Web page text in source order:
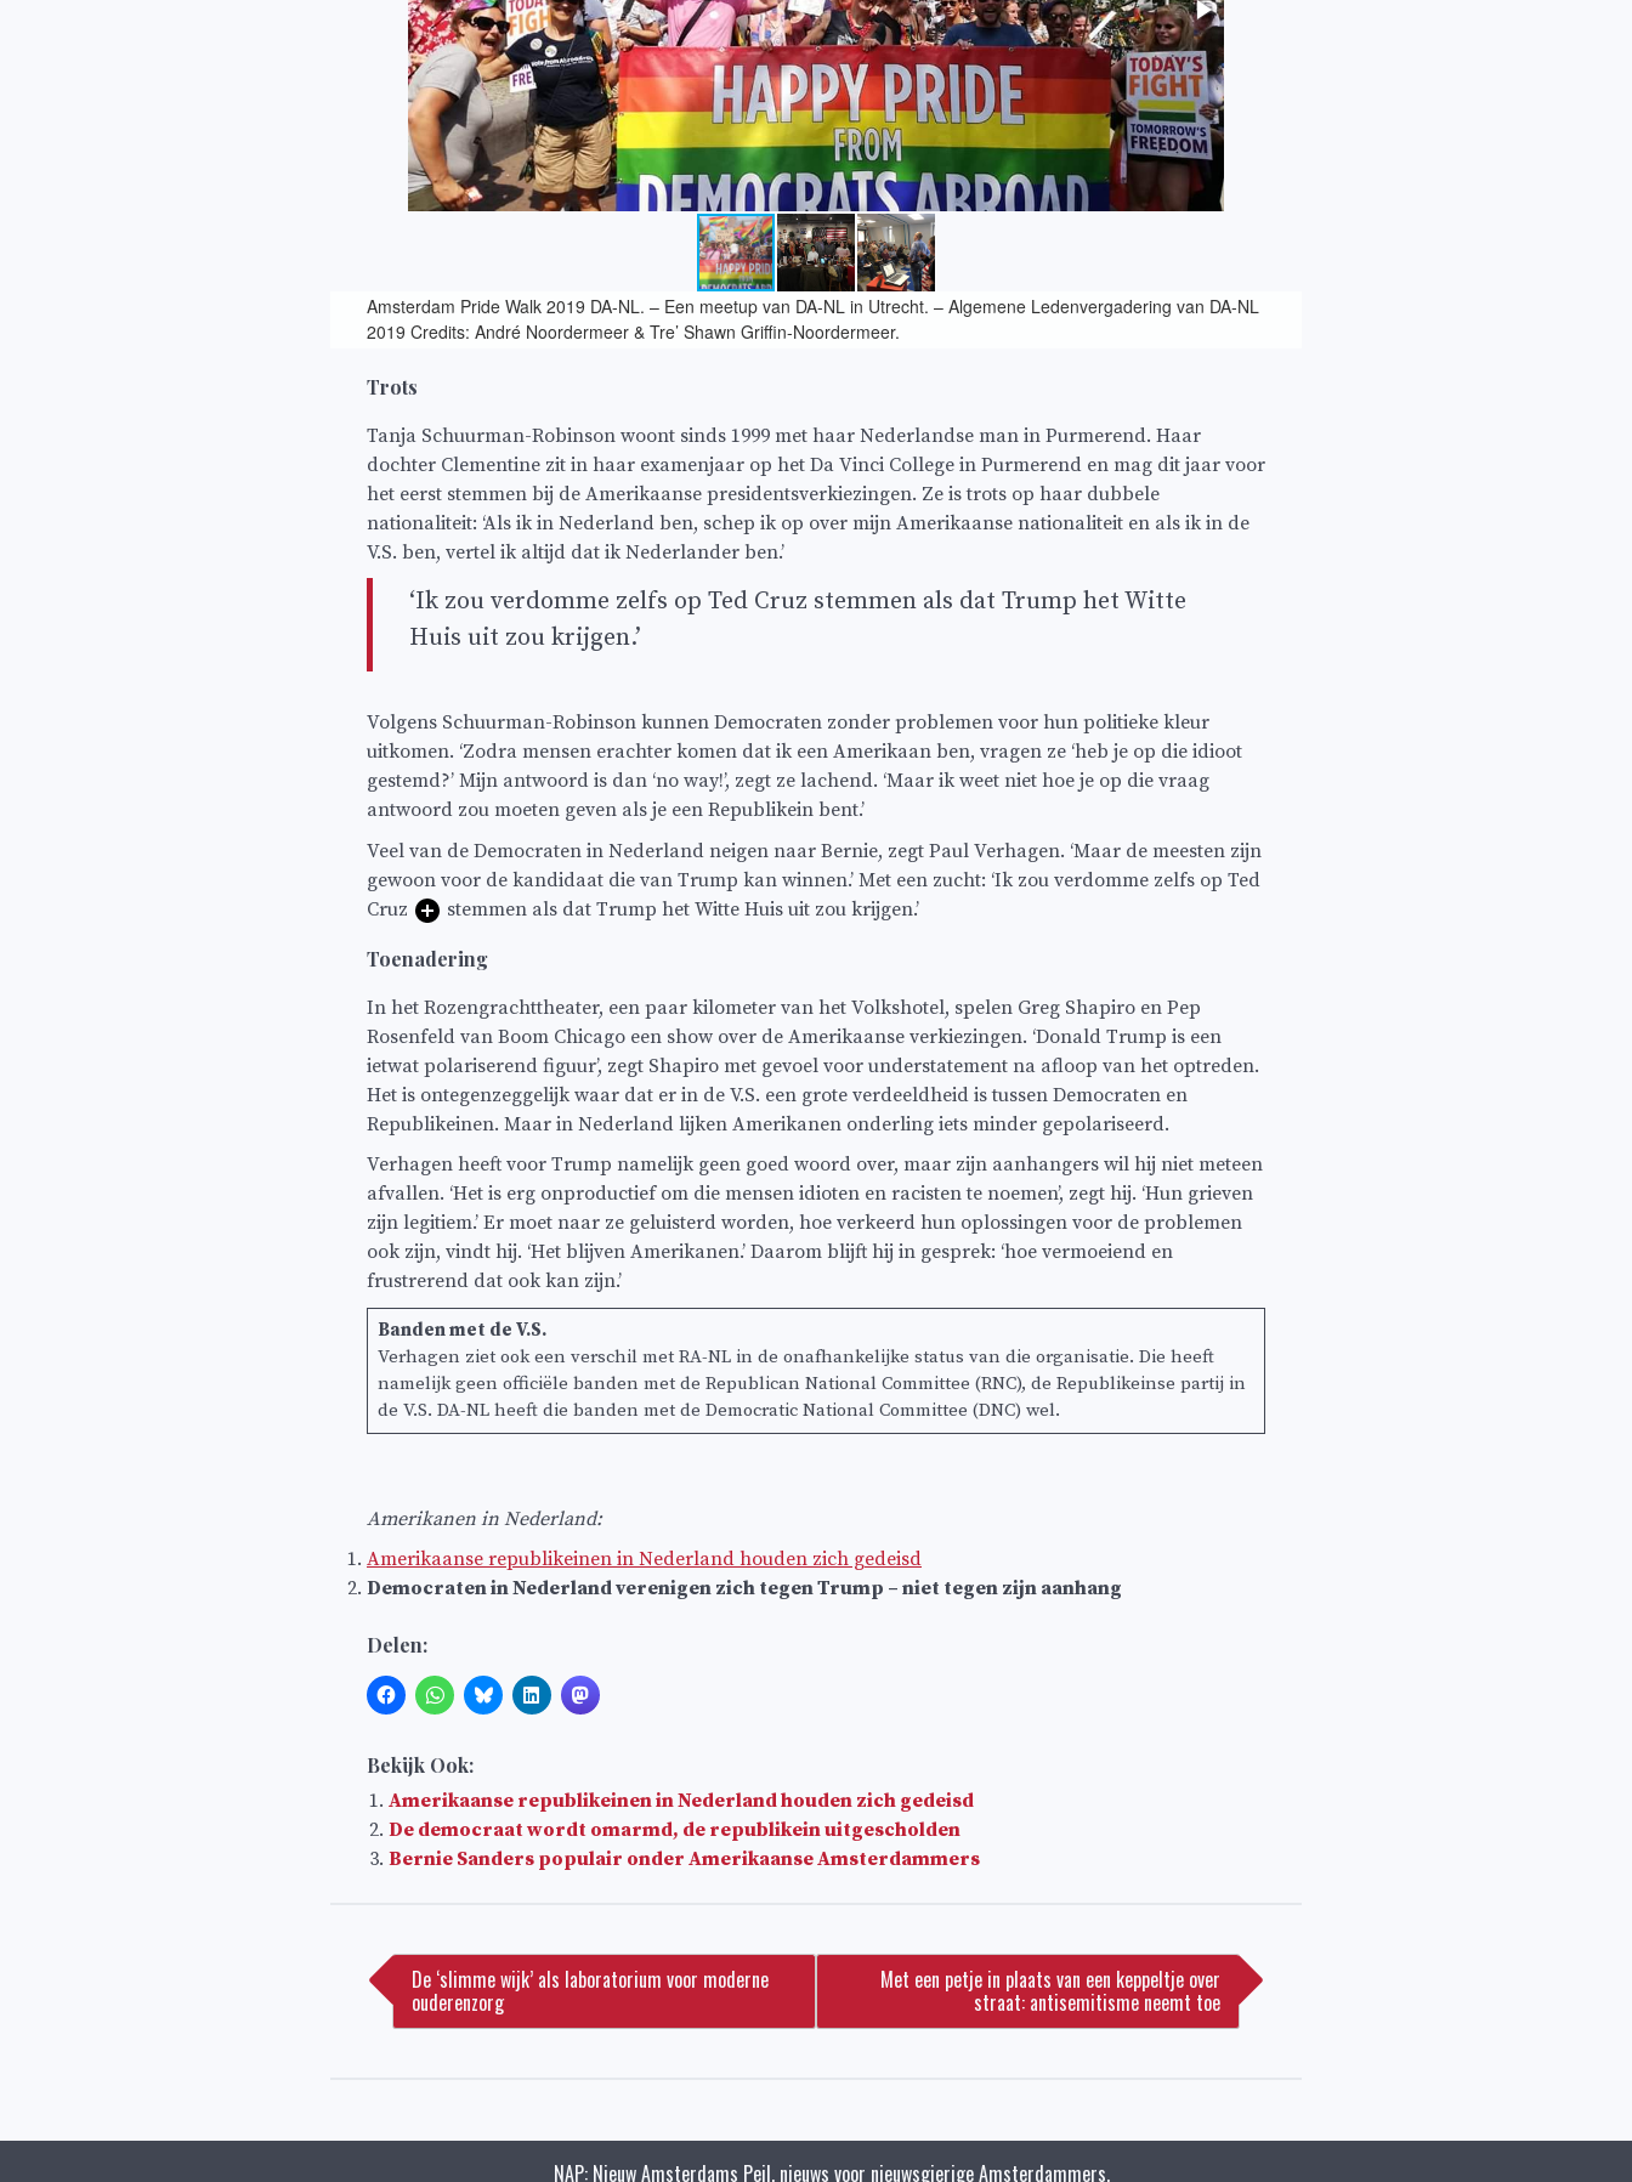
Amsterdam Pride Walk 2019 DA-NL. – Een meetup van DA-NL in Utrecht. – Algemene Ledenvergadering van DA-NL
2019 Credits: André Noordermeer & Tre’ Shawn Griffin-Noordermeer.
Trots
Tanja Schuurman-Robinson woont sinds 1999 met haar Nederlandse man in Purmerend. Haar
dochter Clementine zit in haar examenjaar op het Da Vinci College in Purmerend en mag dit jaar voor
het eerst stemmen bij de Amerikaanse presidentsverkiezingen. Ze is trots op haar dubbele
nationaliteit: ‘Als ik in Nederland ben, schep ik op over mijn Amerikaanse nationaliteit en als ik in de
V.S. ben, vertel ik altijd dat ik Nederlander ben.’
‘Ik zou verdomme zelfs op Ted Cruz stemmen als dat Trump het Witte
Huis uit zou krijgen.’
Volgens Schuurman-Robinson kunnen Democraten zonder problemen voor hun politieke kleur
uitkomen. ‘Zodra mensen erachter komen dat ik een Amerikaan ben, vragen ze ‘heb je op die idioot
gestemd?’ Mijn antwoord is dan ‘no way!’, zegt ze lachend. ‘Maar ik weet niet hoe je op die vraag
antwoord zou moeten geven als je een Republikein bent.’
Veel van de Democraten in Nederland neigen naar Bernie, zegt Paul Verhagen. ‘Maar de meesten zijn
gewoon voor de kandidaat die van Trump kan winnen.’ Met een zucht: ‘Ik zou verdomme zelfs op Ted
Cruz
stemmen als dat Trump het Witte Huis uit zou krijgen.’
Toenadering
In het Rozengrachttheater, een paar kilometer van het Volkshotel, spelen Greg Shapiro en Pep
Rosenfeld van Boom Chicago een show over de Amerikaanse verkiezingen. ‘Donald Trump is een
ietwat polariserend figuur’, zegt Shapiro met gevoel voor understatement na afloop van het optreden.
Het is ontegenzeggelijk waar dat er in de V.S. een grote verdeeldheid is tussen Democraten en
Republikeinen. Maar in Nederland lijken Amerikanen onderling iets minder gepolariseerd.
Verhagen heeft voor Trump namelijk geen goed woord over, maar zijn aanhangers wil hij niet meteen
afvallen. ‘Het is erg onproductief om die mensen idioten en racisten te noemen’, zegt hij. ‘Hun grieven
zijn legitiem.’ Er moet naar ze geluisterd worden, hoe verkeerd hun oplossingen voor de problemen
ook zijn, vindt hij. ‘Het blijven Amerikanen.’ Daarom blijft hij in gesprek: ‘hoe vermoeiend en
frustrerend dat ook kan zijn.’
Banden met de V.S.
Verhagen ziet ook een verschil met RA-NL in de onafhankelijke status van die organisatie. Die heeft
namelijk geen officiële banden met de Republican National Committee (RNC), de Republikeinse partij in
de V.S. DA-NL heeft die banden met de Democratic National Committee (DNC) wel.
Amerikanen in Nederland:
Amerikaanse republikeinen in Nederland houden zich gedeisd
Democraten in Nederland verenigen zich tegen Trump – niet tegen zijn aanhang
Delen:
Bekijk Ook:
Amerikaanse republikeinen in Nederland houden zich gedeisd
De democraat wordt omarmd, de republikein uitgescholden
Bernie Sanders populair onder Amerikaanse Amsterdammers
navigatie
De ‘slimme wijk’ als laboratorium voor moderne
ouderenzorg
Met een petje in plaats van een keppeltje over
straat: antisemitisme neemt toe
NAP: Nieuw Amsterdams Peil, nieuws voor nieuwsgierige Amsterdammers.